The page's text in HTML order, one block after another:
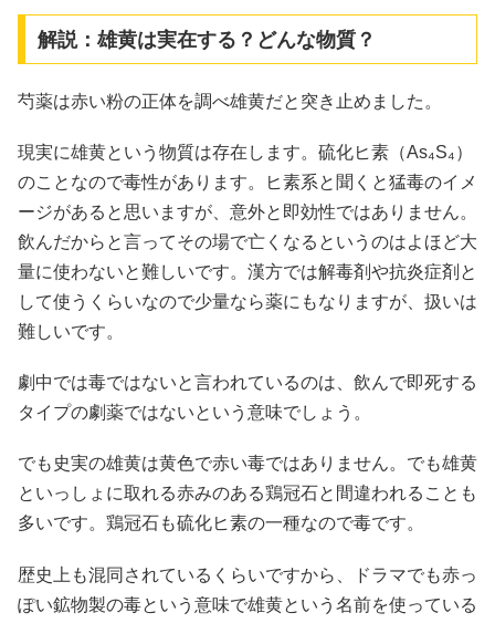
解説：雄黄は実在する？どんな物質？
芍薬は赤い粉の正体を調べ雄黄だと突き止めました。
現実に雄黄という物質は存在します。硫化ヒ素（As₄S₄）
のことなので毒性があります。ヒ素系と聞くと猛毒のイメ
ージがあると思いますが、意外と即効性ではありません。
飲んだからと言ってその場で亡くなるというのはよほど大
量に使わないと難しいです。漢方では解毒剤や抗炎症剤と
して使うくらいなので少量なら薬にもなりますが、扱いは
難しいです。
劇中では毒ではないと言われているのは、飲んで即死する
タイプの劇薬ではないという意味でしょう。
でも史実の雄黄は黄色で赤い毒ではありません。でも雄黄
といっしょに取れる赤みのある鶏冠石と間違われることも
多いです。鶏冠石も硫化ヒ素の一種なので毒です。
歴史上も混同されているくらいですから、ドラマでも赤っ
ぽい鉱物製の毒という意味で雄黄という名前を使っている